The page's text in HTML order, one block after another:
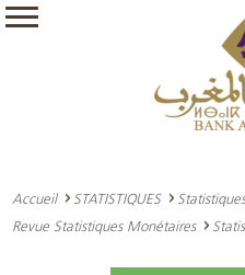
Accueil STATISTIQUES
Revue Statistiques Monétaires